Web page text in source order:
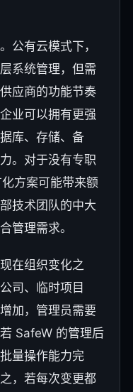
公有云模式下，
系统管理，但需
应商的功能节奏
业可以拥有更强
库、存储、备
。对于没有专职
方案可能带来额
技术团队的中大
管理需求。
在组织变化之
司、临时项目
加，管理员需要
SafeW 的管理后
量操作能力完
，若每次变更都